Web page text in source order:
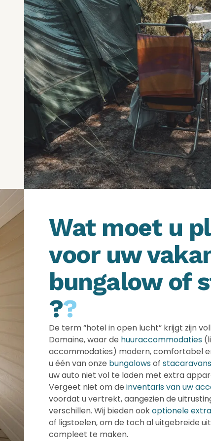
Wat moet u
voor uw
bungalow of
??
De term “hotel in open lucht” krijgt zijn
Domaine, waar de huuraccommodaties
accommodaties) modern, comfortabel
u één van onze bungalowsof stacaravans
uw auto niet vol te laden met extra
Vergeet niet om de inventaris van uw
voordat u vertrekt, aangezien de
verschillen. Wij bieden ookoptionele
of ligstoelen, om de toch al uitgebreide
compleet te maken.